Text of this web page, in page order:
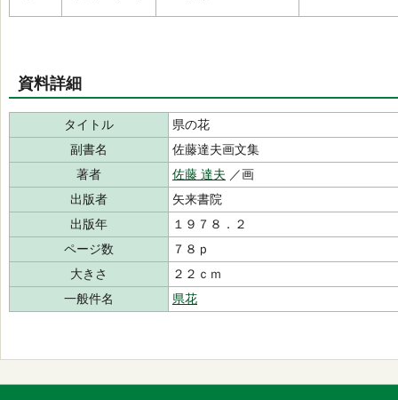
資料詳細
タイトル
県の花
副書名
佐藤達夫画文集
著者
佐藤 達夫 ／画
出版者
矢来書院
出版年
１９７８．２
ページ数
７８ｐ
大きさ
２２ｃｍ
一般件名
県花